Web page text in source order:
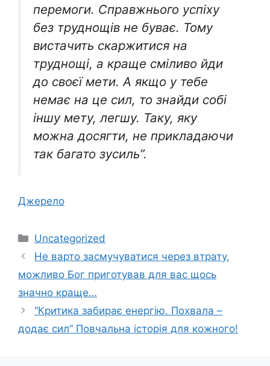
перемоги. Справжнього успіху
без труднощів не буває. Тому
вистачить скаржитися на
труднощі, а краще сміливо йди
до своєї мети. А якщо у тебе
немає на це сил, то знайди собі
іншу мету, легшу. Таку, яку
можна досягти, не прикладаючи
так багато зусиль”.
Джерело
Категорії
Uncategorized
Не варто засмучуватися через втрату,
можливо Бог приготував для вас щось
значно краще…
“Критика забирає енергію. Похвала –
додає сил” Повчальна історія для кожного!